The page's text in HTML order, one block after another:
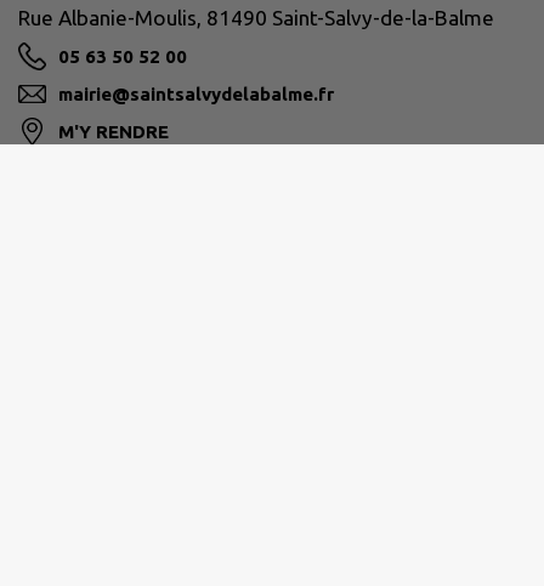
Rue Albanie-Moulis, 81490 Saint-Salvy-de-la-Balme
05 63 50 52 00
mairie@saintsalvydelabalme.fr
M'Y RENDRE